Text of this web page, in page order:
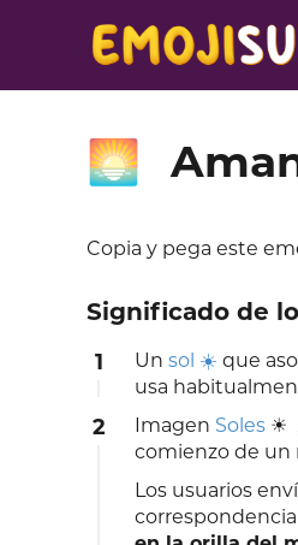
🌅
Copia y pega este
Significado de
1 Un sol ☀️ que
usa
2 Imagen Soles ☀
comienzo de un
Los usuarios